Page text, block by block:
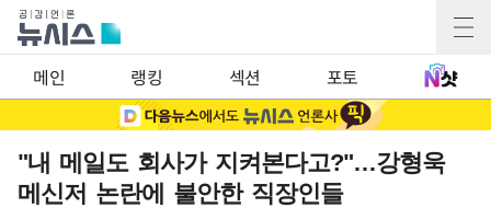
메인 랭킹 섹션 포토
"내 메일도 회사가 지켜본다고?"…강형욱
메신저 논란에 불안한 직장인들